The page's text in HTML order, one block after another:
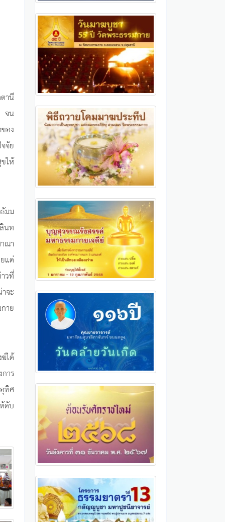
านี
จน
อง
จัย
ให้
มม
นท
ณา
แด่
วที่
จะ
าย
ได้
าร
ทิศ
ดับ